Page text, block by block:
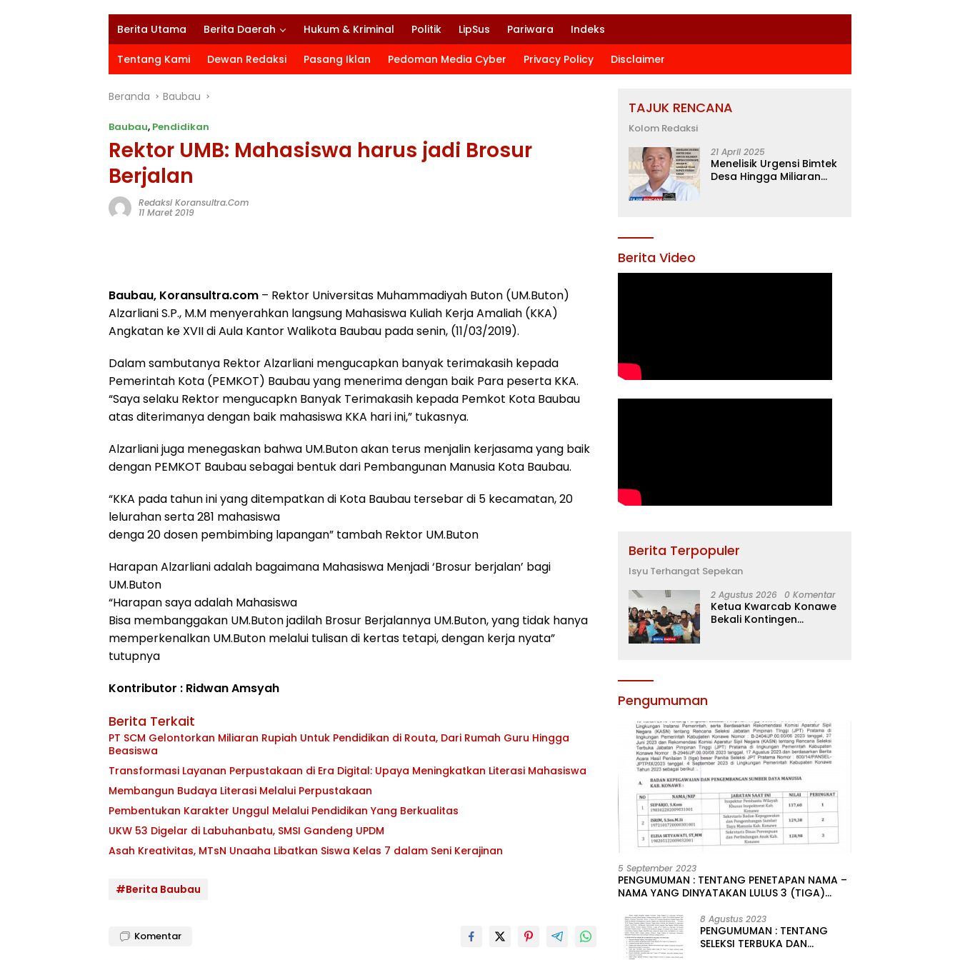
Berita Utama Berita Daerah Hukum & Kriminal Politik LipSus Pariwara Indeks
Tentang Kami Dewan Redaksi Pasang Iklan Pedoman Media Cyber Privacy Policy Disclaimer
Beranda Baubau
Baubau, Pendidikan
Rektor UMB: Mahasiswa harus jadi Brosur
Berjalan
Redaksi Koransultra.com
11 Maret 2019
Baubau, Koransultra.com – Rektor Universitas Muhammadiyah Buton (UM.Buton)
Alzarliani S.P., M.M menyerahkan langsung Mahasiswa Kuliah Kerja Amaliah (KKA)
Angkatan ke XVII di Aula Kantor Walikota Baubau pada senin, (11/03/2019).
Dalam sambutanya Rektor Alzarliani mengucapkan banyak terimakasih kepada
Pemerintah Kota (PEMKOT) Baubau yang menerima dengan baik Para peserta KKA.
“Saya selaku Rektor mengucapkn Banyak Terimakasih kepada Pemkot Kota Baubau
atas diterimanya dengan baik mahasiswa KKA hari ini,” tukasnya.
Alzarliani juga menegaskan bahwa UM.Buton akan terus menjalin kerjasama yang baik
dengan PEMKOT Baubau sebagai bentuk dari Pembangunan Manusia Kota Baubau.
“KKA pada tahun ini yang ditempatkan di Kota Baubau tersebar di 5 kecamatan, 20
lelurahan serta 281 mahasiswa
denga 20 dosen pembimbing lapangan” tambah Rektor UM.Buton
Harapan Alzarliani adalah bagaimana Mahasiswa Menjadi ‘Brosur berjalan’ bagi
UM.Buton
“Harapan saya adalah Mahasiswa
Bisa membanggakan UM.Buton jadilah Brosur Berjalannya UM.Buton, yang tidak hanya
memperkenalkan UM.Buton melalui tulisan di kertas tetapi, dengan kerja nyata”
tutupnya
Kontributor : Ridwan Amsyah
Berita Terkait
PT SCM Gelontorkan Miliaran Rupiah Untuk Pendidikan di Routa, Dari Rumah Guru Hingga
Beasiswa
Transformasi Layanan Perpustakaan di Era Digital: Upaya Meningkatkan Literasi Mahasiswa
Membangun Budaya Literasi Melalui Perpustakaan
Pembentukan Karakter Unggul Melalui Pendidikan Yang Berkualitas
UKW 53 Digelar di Labuhanbatu, SMSI Gandeng UPDM
Asah Kreativitas, MTsN Unaaha Libatkan Siswa Kelas 7 dalam Seni Kerajinan
#Berita Baubau
Komentar
TAJUK RENCANA
Kolom Redaksi
21 April 2025
Menelisik Urgensi Bimtek
Desa Hingga Miliaran
Berita Video
Berita Terpopuler
Isyu Terhangat Sepekan
2 Agustus 2026 0 Komentar
Ketua Kwarcab Konawe
Bekali Kontingen
Pengumuman
5 September 2023
PENGUMUMAN : TENTANG PENETAPAN NAMA –
NAMA YANG DINYATAKAN LULUS 3 (TIGA)
JABATAN PIMPINAN TINGGI PRATAMA DI
LINGKUNGAN PEMERINTAH DAERAH
KABUPATEN KONAWE
8 Agustus 2023
PENGUMUMAN : TENTANG
SELEKSI TERBUKA DAN